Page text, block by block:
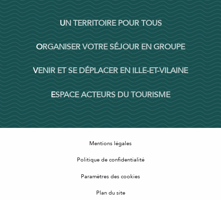
UN TERRITOIRE POUR TOUS
ORGANISER VOTRE SÉJOUR EN GROUPE
VENIR ET SE DÉPLACER EN ILLE-ET-VILAINE
ESPACE ACTEURS DU TOURISME
Mentions légales
Politique de confidentialité
Paramètres des cookies
Plan du site